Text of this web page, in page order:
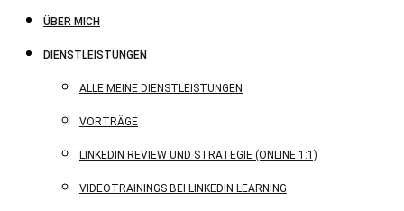
ÜBER MICH
DIENSTLEISTUNGEN
ALLE MEINE DIENSTLEISTUNGEN
VORTRÄGE
LINKEDIN REVIEW UND STRATEGIE (ONLINE 1:1)
VIDEOTRAININGS BEI LINKEDIN LEARNING